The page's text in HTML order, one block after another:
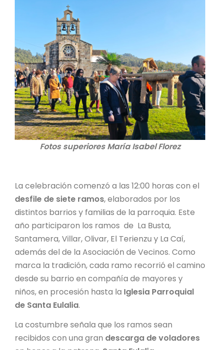
Fotos superiores María Isabel Florez
La celebración comenzó a las 12:00 horas con el
desfile de siete ramos, elaborados por los
distintos barrios y familias de la parroquia. Este
año participaron los ramos de La Busta,
Santamera, Villar, Olivar, El Terienzu y La Caí,
además del de la Asociación de Vecinos. Como
marca la tradición, cada ramo recorrió el camino
desde su barrio en compañía de mayores y
niños, en procesión hasta la Iglesia Parroquial
de Santa Eulalia.
La costumbre señala que los ramos sean
recibidos con una gran descarga de voladores